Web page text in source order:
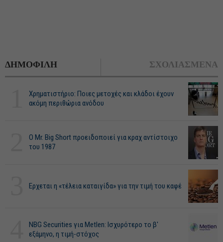
ΔΗΜΟΦΙΛΗ ΣΧΟΛΙΑΣΜΕΝΑ
Χρηματιστήριο: Ποιες μετοχές και κλάδοι έχουν
ακόμη περιθώρια ανόδου
O Mr. Big Short προειδοποιεί για κραχ αντίστοιχο
του 1987
Ερχεται η «τέλεια καταιγίδα» για την τιμή του καφέ
NBG Securities για Metlen: Ισχυρότερο το β'
εξάμηνο, η τιμή-στόχος